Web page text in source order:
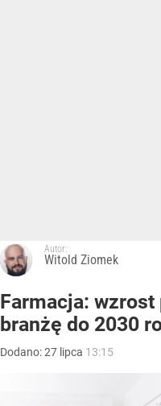
Autor:
Witold Ziomek
Farmacja:
branżę do 2030
Dodano:27 lipca 13:15